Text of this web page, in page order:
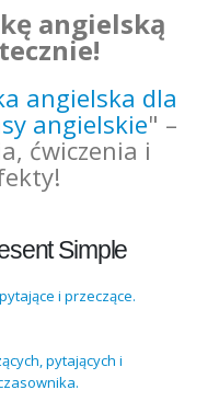
angielską
angielska dla
angielskie" –
ćwiczenia i
Simple
i przeczące.
pytających i